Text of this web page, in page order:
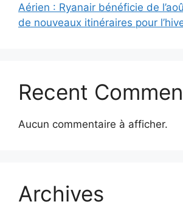
Aérien : Ryanair bénéficie de
de nouveaux itinéraires pour
Recent
Aucun commentaire à afficher.
Archives